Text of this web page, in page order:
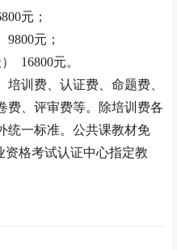
元；
元；
16800元。
训费、认证费、命题费、
费、评审费等。除培训费各
统一标准。公共课教材免
资格考试认证中心指定教